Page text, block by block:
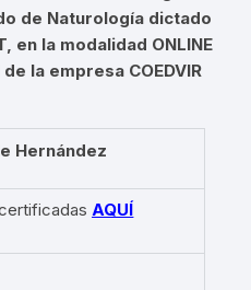
de Naturología dictado
en la modalidad ONLINE
la empresa COEDVIR
Hernández
AQUÍ